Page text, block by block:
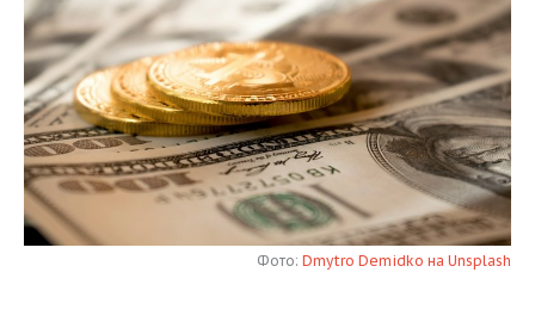
КОМУ ПРИНАДЛЕЖАТ
ТОРГОВЫЕ ЦЕНТРЫ
ТАТАРСТАНА
БЮДЖЕТ
ИНВЕСТИЦИИ
МАШИНОСТРОЕНИЕ
НЕФТЕХИМИЯ
НЕФТЬ
ОПК
ЭНЕРГЕТИКА
НОВОСТИ АВТО
БИЗНЕС
НОВОСТИ БИЗНЕСА
РОЗНИЧНАЯ ТОРГОВЛЯ
ТРАНСПОРТ
УСЛУГИ
ТЕХНОЛОГИИ
НОВОСТИ ТЕХНОЛОГИЙ
IT
МЕДИА
МЕРОПРИЯТИЯ
НОВОСТИ МЕРОПРИЯТИЙ
ВЫЕЗДНАЯ РЕДАКЦИЯ
СПОРТ
НОВОСТИ СПОРТА
ОБЩЕСТВО
Фото: Dmytro Demidko на Unsplash